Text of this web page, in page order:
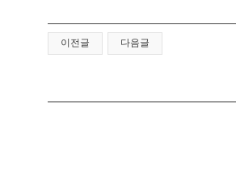
이전글 다음글